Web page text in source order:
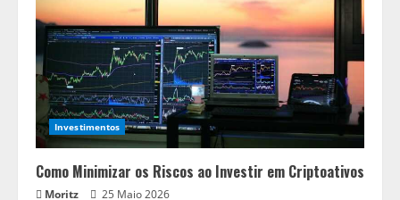
Investimentos
Como Minimizar os Riscos ao Investir em Criptoativos
Moritz 25 Maio 2026